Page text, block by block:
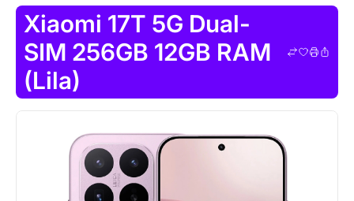
Xiaomi 17T 5G Dual-
SIM 256GB 12GB RAM
(Lila)